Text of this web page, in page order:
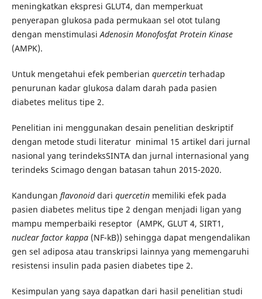
meningkatkan ekspresi GLUT4, dan memperkuat
penyerapan glukosa pada permukaan sel otot tulang
dengan menstimulasiAdenosin Monofosfat Protein Kinase
(AMPK).
Untuk mengetahui efek pemberian quercetinterhadap
penurunan kadar glukosa dalam darah pada pasien
diabetes melitus tipe 2.
Penelitian ini menggunakan desain penelitian deskriptif
dengan metode studi literatur minimal 15 artikel dari jurnal
nasional yang terindeksSINTA dan jurnal internasional yang
terindeks Scimago dengan batasan tahun 2015-2020.
Kandungan flavonoiddari quercetinmemiliki efek pada
pasien diabetes melitus tipe 2 dengan menjadi ligan yang
mampu memperbaiki reseptor (AMPK, GLUT 4, SIRT1,
nuclear factor kappa (NF-kB)) sehingga dapat mengendalikan
gen sel adiposa atau transkripsi lainnya yang memengaruhi
resistensi insulin pada pasien diabetes tipe 2.
Kesimpulan yang saya dapatkan dari hasil penelitian studi